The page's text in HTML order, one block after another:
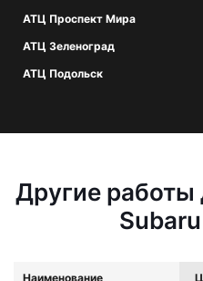
АТЦ Проспект Мира
АТЦ Зеленоград
АТЦ Подольск
Другие работы
Наименование